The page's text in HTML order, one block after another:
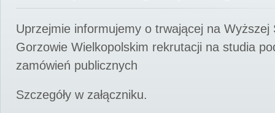
Uprzejmie informujemy o trwającej na Wyższej
Gorzowie Wielkopolskim rekrutacji na studia
zamówień publicznych
Szczegóły w załączniku.